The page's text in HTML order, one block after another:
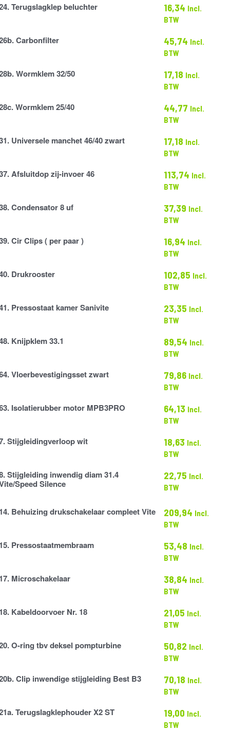
Terugslagklep beluchter 16,34 Incl.
BTW
Carbonfilter 45,74 Incl.
BTW
Wormklem 32/50 17,18 Incl.
BTW
Wormklem 25/40 44,77 Incl.
BTW
Universele manchet 46/40 zwart 17,18 Incl.
BTW
Afsluitdop zij-invoer 46 113,74 Incl.
BTW
Condensator 8 uf 37,39 Incl.
BTW
Cir Clips ( per paar ) 16,94 Incl.
BTW
Drukrooster 102,85 Incl.
BTW
Pressostaat kamer Sanivite 23,35 Incl.
BTW
Knijpklem 33.1 89,54 Incl.
BTW
Vloerbevestigingsset zwart 79,86 Incl.
BTW
Isolatierubber motor MPB3PRO 64,13 Incl.
BTW
Stijgleidingverloop wit 18,63 Incl.
BTW
Stijgleiding inwendig diam 31.4
Speed Silence
22,75 Incl.
BTW
14. Behuizing drukschakelaar compleet Vite 209,94 Incl.
BTW
15. Pressostaatmembraam 53,48 Incl.
BTW
17. Microschakelaar 38,84 Incl.
BTW
18. Kabeldoorvoer Nr. 18 21,05 Incl.
BTW
O-ring tbv deksel pompturbine 50,82 Incl.
BTW
Clip inwendige stijgleiding Best B3 70,18 Incl.
BTW
Terugslagklephouder X2 ST 19,00 Incl.
BTW